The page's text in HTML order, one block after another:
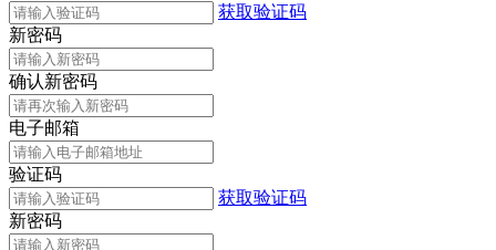
获取验证码
新密码
确认新密码
电子邮箱
验证码
获取验证码
新密码